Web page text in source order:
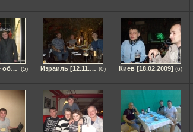
Германские обыкновения[20.12-28.12.2008] (5) Израиль [12.11.09] (0) Киев [18.02.2009] (6)